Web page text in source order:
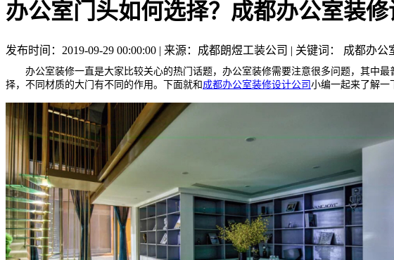
办公室门头如何选择？成都办公室装
发布时间：2019-09-29 00:00:00 | 来源：成都朗煜工装公司 | 关键词： 成都办公
办公室装修一直是大家比较关心的热门话题，办公室装修需要注意很多问题，其中
择，不同材质的大门有不同的作用。下面就和 成都办公室装修设计公司 小编一起来了解一